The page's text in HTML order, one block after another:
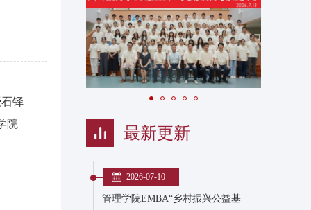
铎
院
最新更新
2026-07-10
管理学院EMBA“乡村振兴公益基